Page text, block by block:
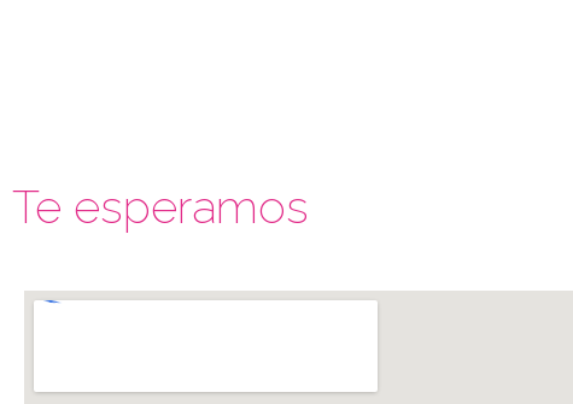
Te esperamos